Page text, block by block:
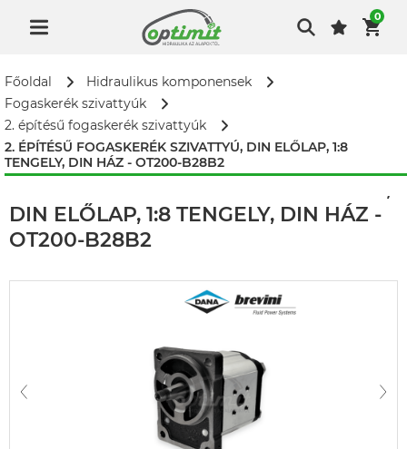
0
Főoldal
Hidraulikus komponensek
Fogaskerék szivattyúk
2. építésű fogaskerék szivattyúk
2. ÉPÍTÉSŰ FOGASKERÉK SZIVATTYÚ, DIN ELŐLAP, 1:8
TENGELY, DIN HÁZ - OT200-B28B2
DIN ELŐLAP, 1:8 TENGELY, DIN HÁZ -
OT200-B28B2